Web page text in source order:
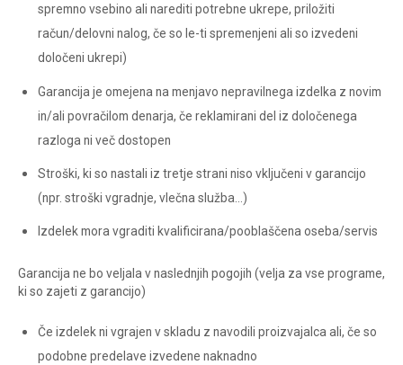
spremno vsebino ali narediti potrebne ukrepe, priložiti
račun/delovni nalog, če so le-ti spremenjeni ali so izvedeni
določeni ukrepi)
Garancija je omejena na menjavo nepravilnega izdelka z novim
in/ali povračilom denarja, če reklamirani del iz določenega
razloga ni več dostopen
Stroški, ki so nastali iz tretje strani niso vključeni v garancijo
(npr. stroški vgradnje, vlečna služba…)
Izdelek mora vgraditi kvalificirana/pooblaščena oseba/servis
Garancija ne bo veljala v naslednjih pogojih (velja za vse programe,
ki so zajeti z garancijo)
Če izdelek ni vgrajen v skladu z navodili proizvajalca ali, če so
podobne predelave izvedene naknadno